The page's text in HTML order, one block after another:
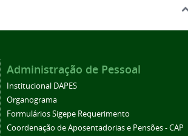
Administração de Pessoal
Institucional DAPES
Organograma
Formulários Sigepe Requerimento
Coordenação de Aposentadorias e Pensões - CAP